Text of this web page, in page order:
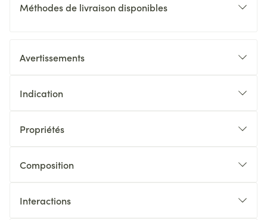
Méthodes de livraison disponibles
Avertissements
Indication
Propriétés
Composition
Interactions